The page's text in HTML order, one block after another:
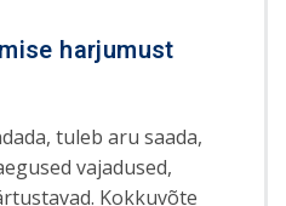
harjumust
tuleb aru saada,
vajadused,
Kokkuvõte